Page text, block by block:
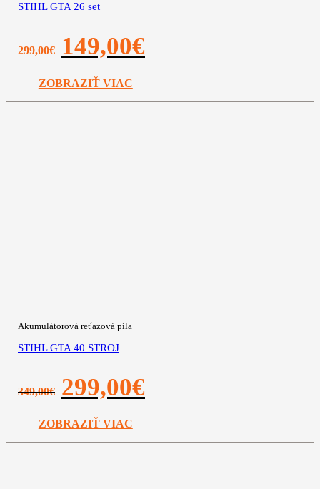
STIHL GTA 26 set
299,00€
Pôvodná
cena
299,00€.
149,00€
ZOBRAZIŤ VIAC
Akumulátorová reťazová píla
STIHL GTA 40 STROJ
349,00€
Pôvodná
cena
349,00€.
299,00€
ZOBRAZIŤ VIAC